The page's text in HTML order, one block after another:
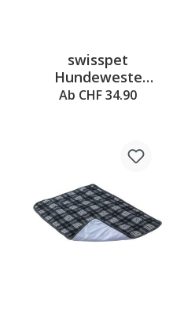
swisspet
Hundeweste
Dogychiller –
Ab CHF 34.90